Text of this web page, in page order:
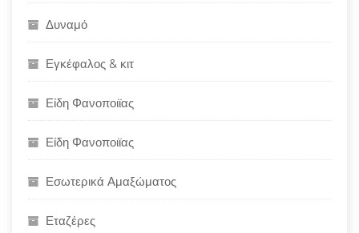
Δυναμό
Εγκέφαλος & κιτ
Είδη Φανοποιϊας
Είδη Φανοποιϊας
Εσωτερικά Αμαξώματος
Εταζέρες